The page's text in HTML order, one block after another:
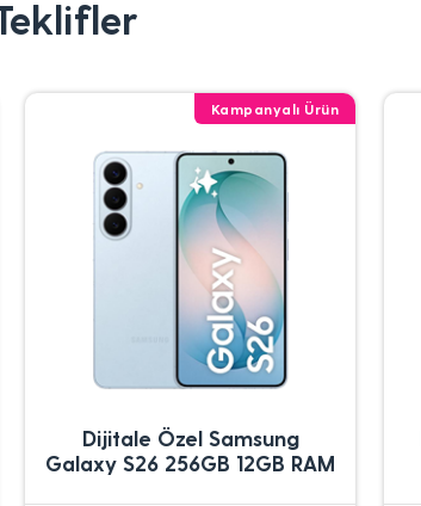
Kampanyalı Ürün
Dijitale Özel Samsung
Galaxy S26 256GB 12GB RAM